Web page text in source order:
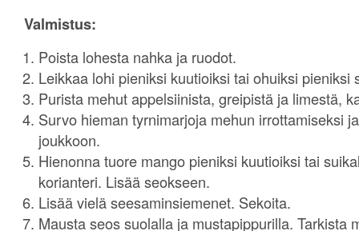
Valmistus:
Poista lohesta nahka ja ruodot.
Leikkaa lohi pieniksi kuutioiksi tai ohuiksi pieniksi
Purista mehut appelsiinista, greipistä ja limestä,
Survo hieman tyrnimarjoja mehun irrottamiseksi
joukkoon.
Hienonna tuore mango pieniksi kuutioiksi tai
korianteri. Lisää seokseen.
Lisää vielä seesaminsiemenet. Sekoita.
Mausta seos suolalla ja mustapippurilla. Tarkista